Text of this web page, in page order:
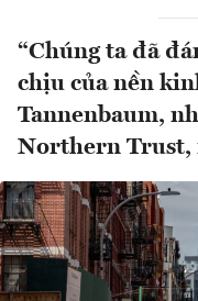
“Chúng ta đã
chịu của nền
Tannenbaum,
Northern Trust,